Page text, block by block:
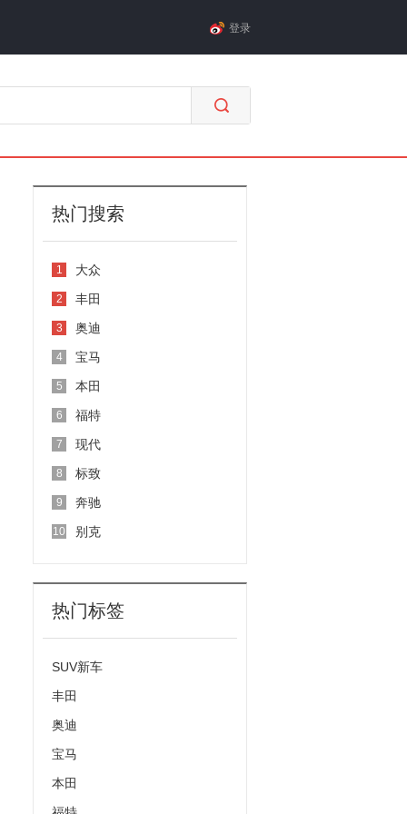
登录
热门搜索
1 大众
2 丰田
3 奥迪
4 宝马
5 本田
6 福特
7 现代
8 标致
9 奔驰
10 别克
热门标签
SUV新车
丰田
奥迪
宝马
本田